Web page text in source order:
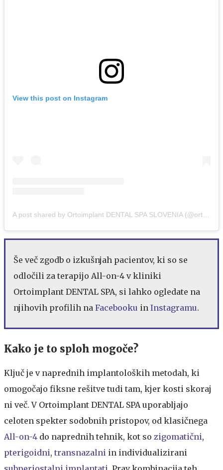
View this post on Instagram
A post shared by Ortoimplant DENTAL SPA SLOVENIA (@ortoimplantdentalspaslovenia)
Še več zgodb o izkušnjah pacientov, ki so se
odločili za terapijo All-on-4 v kliniki
Ortoimplant DENTAL SPA, si lahko ogledate na
njihovih profilih na Facebooku in Instagramu.
Kako je to sploh mogoče?
Ključ je v naprednih implantoloških metodah, ki
omogočajo fiksne rešitve tudi tam, kjer kosti skoraj
ni več. V Ortoimplant DENTAL SPA uporabljajo
celoten spekter sodobnih pristopov, od klasičnega
All-on-4 do naprednih tehnik, kot so zigomatični,
pterigoidni, transnazalni in individualizirani